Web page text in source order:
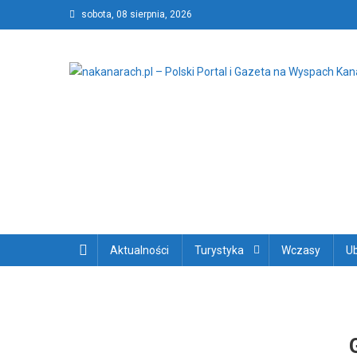
to
sobota, 08 sierpnia, 2026
nakanarach.pl – Polski
Aktualności Turystyka Wczasy